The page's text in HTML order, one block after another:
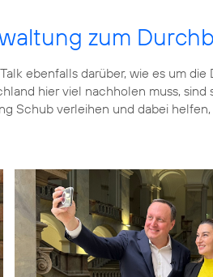
zum
ebenfalls darüber, wie es um die
hier viel nachholen muss, sind
Schub verleihen und dabei helfen,